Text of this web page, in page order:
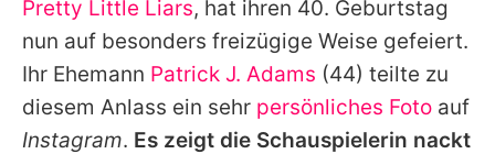
Jobs
App runterladen
Team
Pretty Little Liars, hat ihren 40. Geburtstag
nun auf besonders freizügige Weise gefeiert.
Ihr Ehemann Patrick J. Adams (44) teilte zu
diesem Anlass ein sehr persönliches Foto auf
Instagram. Es zeigt die Schauspielerin nackt